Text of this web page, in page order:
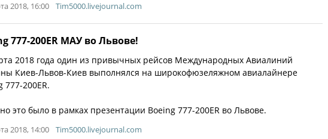
2018, 16:00 Tim5000.livejournal.com
777-200ER МАУ во Львове!
2018 года один из привычных рейсов Международных Авиалиний
Киев-Львов-Киев выполнялся на широкофюзеляжном авиалайнере
777-200ER.
это было в рамках презентации Boeing 777-200ER во Львове.
2018, 14:00 Tim5000.livejournal.com